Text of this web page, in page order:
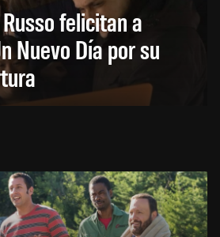
felicitan a
Nuevo Día por su